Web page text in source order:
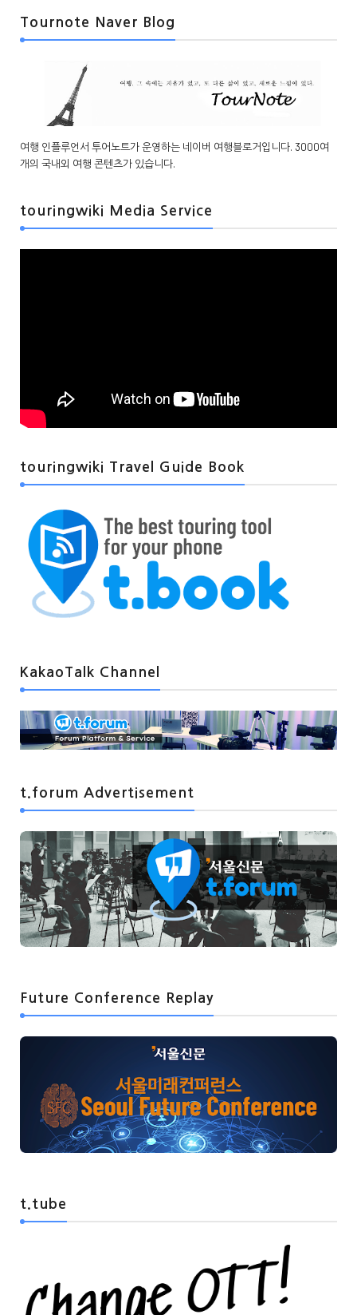
Tournote Naver Blog
여행 인플루언서 투어노트가 운영하는 네이버 여행블로거입니다. 3000여
개의 국내외 여행 콘텐츠가 있습니다.
touringwiki Media Service
touringwiki Travel Guide Book
KakaoTalk Channel
t.forum Advertisement
Future Conference Replay
t.tube